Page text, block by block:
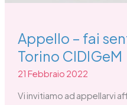
Appello – fai
Torino CIDIGeM
21 Febbraio 2022
Vi invitiamo ad appellarvi